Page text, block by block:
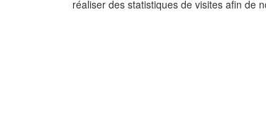
réaliser des statistiques de visites afin de